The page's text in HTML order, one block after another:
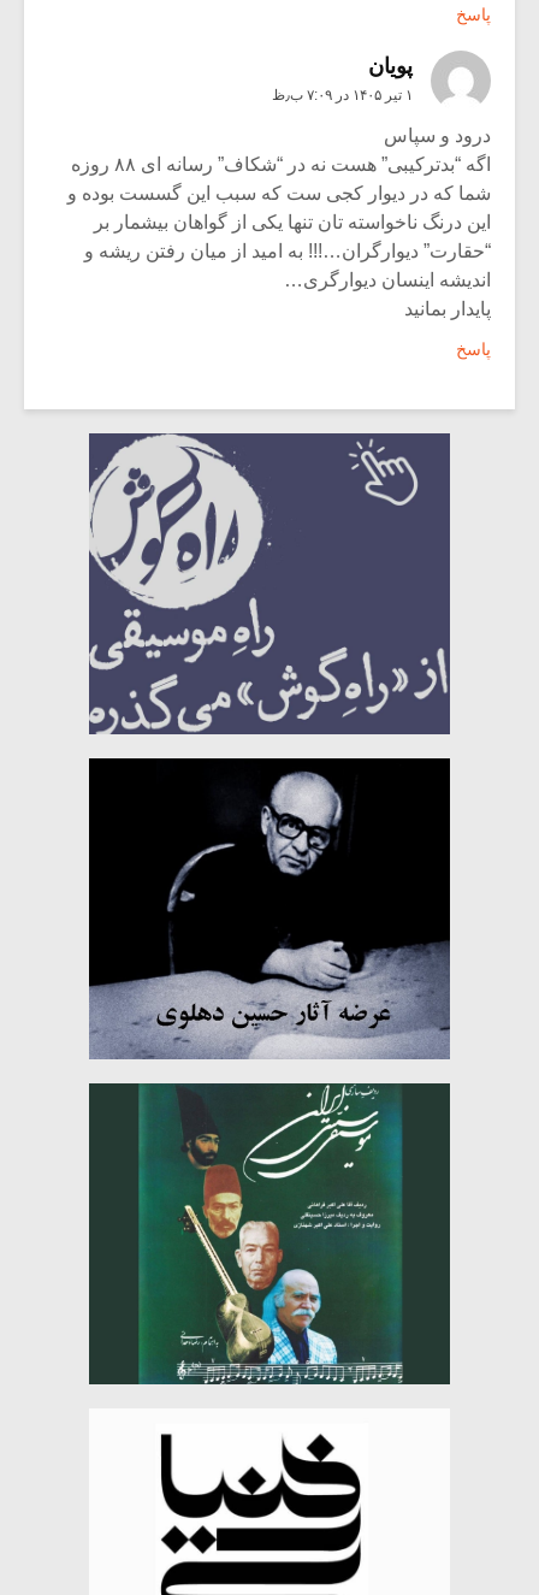
پاسخ
پویان
۱ تیر ۱۴۰۵ در ۷:۰۹ ب٫ظ
درود و سپاس
اگه “بدترکیبی” هست نه در “شکاف” رسانه ای ۸۸ روزه
شما که در دیوار کجی ست که سبب این گسست بوده و
این درنگ ناخواسته تان تنها یکی از گواهان بیشمار بر
“حقارت” دیوارگران…!!! به امید از میان رفتن ریشه و
اندیشه اینسان دیوارگری…
پایدار بمانید
پاسخ